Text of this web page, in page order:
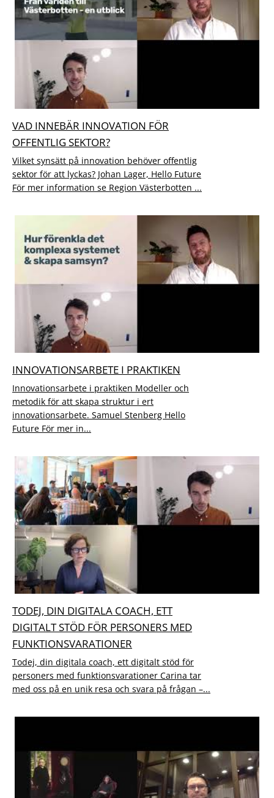
VAD INNEBÄR INNOVATION FÖR
OFFENTLIG SEKTOR?
Vilket synsätt på innovation behöver offentlig
sektor för att lyckas? Johan Lager, Hello Future
För mer information se Region Västerbotten ...
INNOVATIONSARBETE I PRAKTIKEN
Innovationsarbete i praktiken Modeller och
metodik för att skapa struktur i ert
innovationsarbete. Samuel Stenberg Hello
Future För mer in...
TODEJ, DIN DIGITALA COACH, ETT
DIGITALT STÖD FÖR PERSONERS MED
FUNKTIONSVARATIONER
Todej, din digitala coach, ett digitalt stöd för
personers med funktionsvarationer Carina tar
med oss på en unik resa och svara på frågan –...